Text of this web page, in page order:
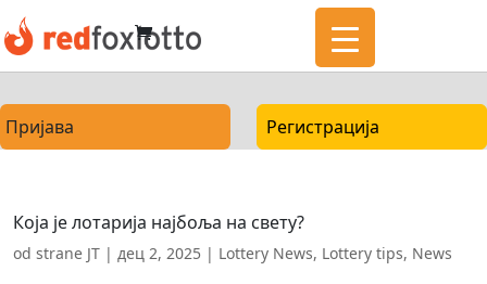
Пријава Регистрација
Која је лотарија најбоља на свету?
od strane JT | дец 2, 2025 | Lottery News, Lottery tips, News